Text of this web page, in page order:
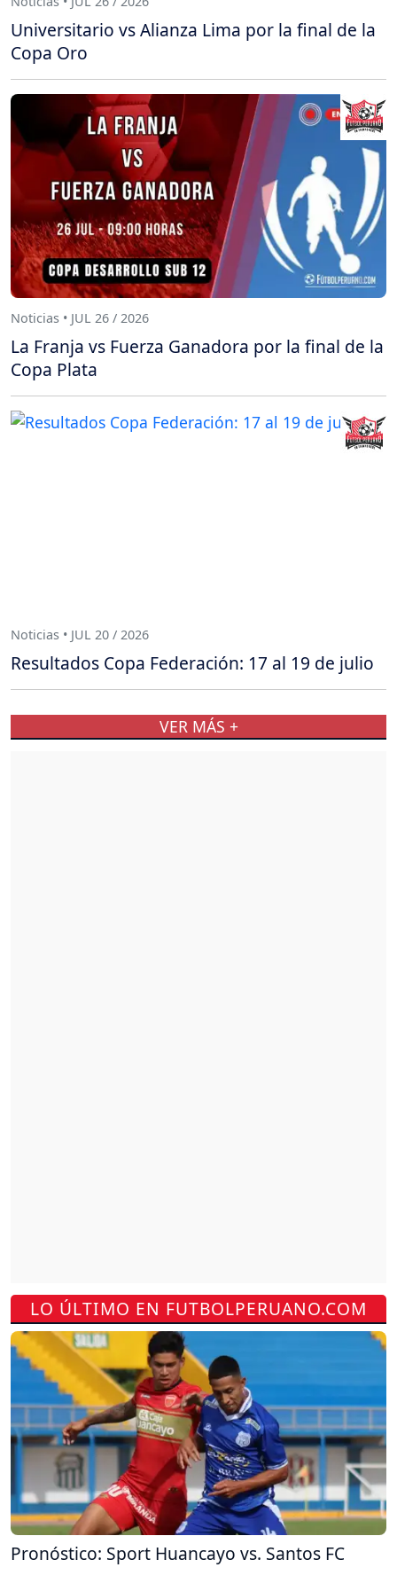
LO ÚLTIMO EN FUTBOLPERUANO.COM
Pronóstico: Sport Huancayo vs. Santos FC
Universitario vs Alianza Lima por la final de la
Copa Oro
Noticias • JUL 26 / 2026
La Franja vs Fuerza Ganadora por la final de la
Copa Plata
Noticias • JUL 20 / 2026
Resultados Copa Federación: 17 al 19 de julio
VER MÁS +